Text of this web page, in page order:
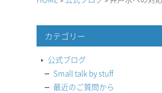
カテゴリー
公式ブログ
Small talk by stuff
最近のご質問から